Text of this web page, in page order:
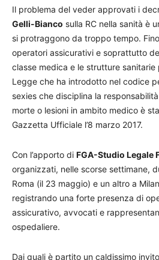
Il problema del veder approvati i
Gelli-Bianco sulla RC nella sanità è
si protraggono da troppo tempo.
operatori assicurativi e soprattutto
classe medica e le strutture
Legge che ha introdotto nel codice
sexies che disciplina la
morte o lesioni in ambito medico è
Gazzetta Ufficiale l’8 marzo 2017.
Con l’apporto di FGA-Studio Legale
organizzati, nelle scorse settimane,
Roma (il 23 maggio) e un altro a
registrando una forte presenza di
assicurativo, avvocati e
ospedaliere.
Dai quali è partito un caldissimo